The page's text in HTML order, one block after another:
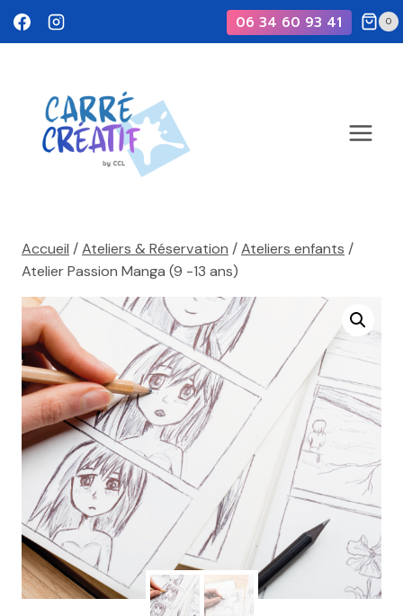
Aller
au
06 34 60 93 41 0
Accueil /Ateliers & Réservation /Ateliers enfants /
Atelier Passion Manga (9 -13 ans)